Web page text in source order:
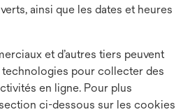
ainsi que les dates et heures
et d’autres tiers peuvent
pour collecter des
en ligne. Pour plus
ci-dessous sur les cookies